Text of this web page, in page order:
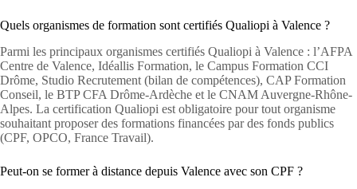
Quels organismes de formation sont certifiés Qualiopi à Valence ?
Parmi les principaux organismes certifiés Qualiopi à Valence : l’AFPA
Centre de Valence, Idéallis Formation, le Campus Formation CCI
Drôme, Studio Recrutement (bilan de compétences), CAP Formation
Conseil, le BTP CFA Drôme-Ardèche et le CNAM Auvergne-Rhône-
Alpes. La certification Qualiopi est obligatoire pour tout organisme
souhaitant proposer des formations financées par des fonds publics
(CPF, OPCO, France Travail).
Peut-on se former à distance depuis Valence avec son CPF ?